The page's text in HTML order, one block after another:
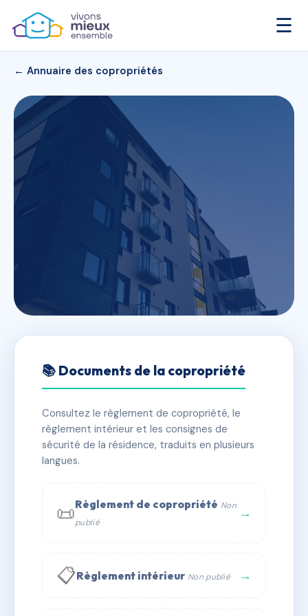
☰
← Annuaire des copropriétés
RÉSIDENCE LES BRUYÈRES
✓ Immatriculée 🏠 66 lots 🏗 2 bâtiment(s)
📞 Contacter Syndic Digital
📚 Documents de la copropriété
Consultez le règlement de copropriété, le
règlement intérieur et les consignes de
sécurité de la résidence, traduits en plusieurs
langues.
📜Règlement de copropriété Non
publié
→
📋Règlement intérieur Non publié →